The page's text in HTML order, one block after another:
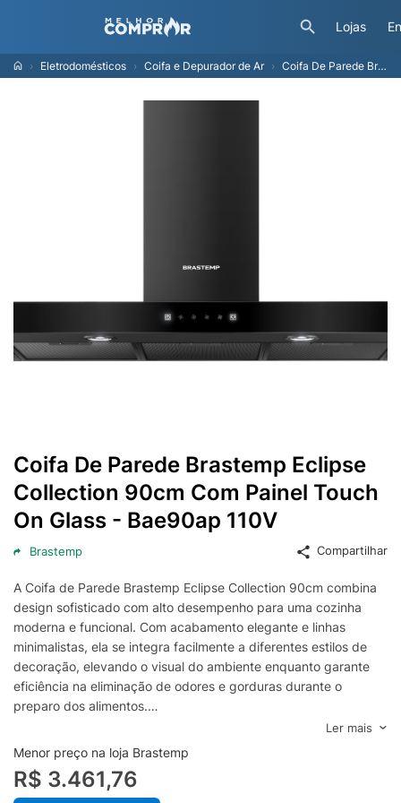
Lojas
Eletrodomésticos Coifa e Depurador de Ar Coifa De Parede Brastemp Eclipse Collection 90cm Com Painel Touch On Glass - Bae90ap 110V
Coifa De Parede Brastemp Eclipse
Collection 90cm Com Painel Touch
On Glass - Bae90ap 110V
Brastemp Compartilhar
A Coifa de Parede Brastemp Eclipse Collection 90cm combina
design sofisticado com alto desempenho para uma cozinha
moderna e funcional. Com acabamento elegante e linhas
minimalistas, ela se integra facilmente a diferentes estilos de
decoração, elevando o visual do ambiente enquanto garante
eficiência na eliminação de odores e gorduras durante o
preparo dos alimentos.
Seu Painel Touch On Glass oferece comandos intuitivos e
sensíveis ao toque, facilitando o controle das funções mesmo
com as mãos ocupadas. A operação é prática e silenciosa, com
níveis de sucção projetados para atender desde o uso diário
Ler mais
Menor preço na loja Brastemp
R$ 3.461,76